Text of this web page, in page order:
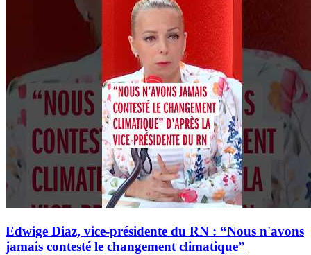
Edwige Diaz, vice-présidente du RN : “Nous n'avons
jamais contesté le changement climatique”